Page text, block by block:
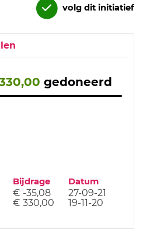
volg dit initiatief
gedoneerd
Bijdrage Datum
€ -35,08
27-09-21
€ 330,00 19-11-20